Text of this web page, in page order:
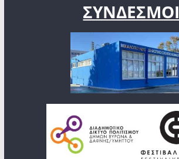
ΣΥΝΔΕΣΜΟΙ